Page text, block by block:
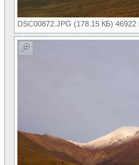
DSC00872.JPG (178.15 КБ) 46922